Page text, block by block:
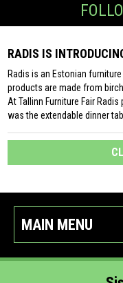
RADIS IS
Radis is an Estonian
products are made from
At Tallinn Furniture Fair
was the extendable dinner
MAIN MENU